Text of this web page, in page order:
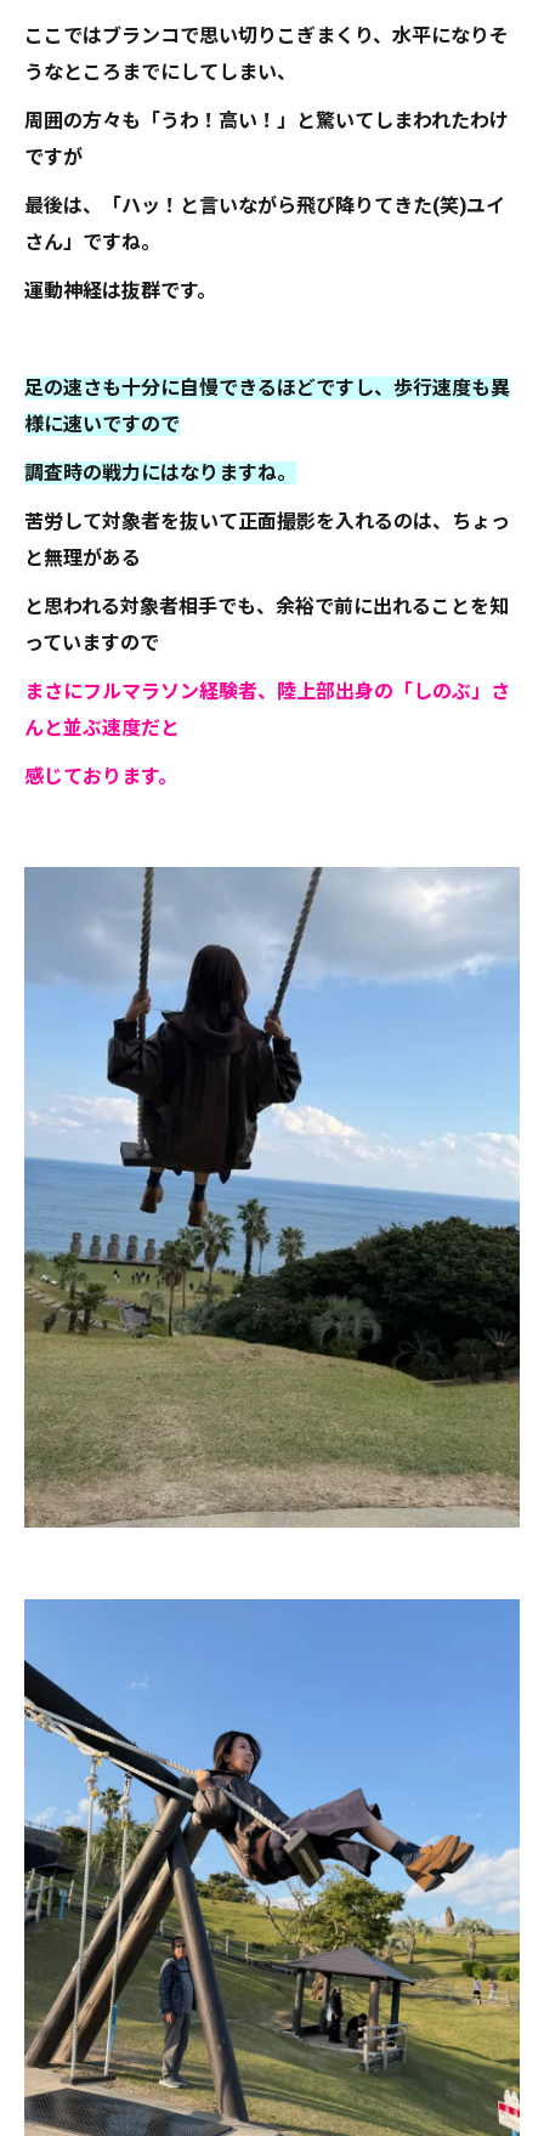
ここではブランコで思い切りこぎまくり、水平になりそ
うなところまでにしてしまい、
周囲の方々も「うわ！高い！」と驚いてしまわれたわけ
ですが
最後は、「ハッ！と言いながら飛び降りてきた(笑)ユイ
さん」ですね。
運動神経は抜群です。
足の速さも十分に自慢できるほどですし、歩行速度も異
様に速いですので
調査時の戦力にはなりますね。
苦労して対象者を抜いて正面撮影を入れるのは、ちょっ
と無理がある
と思われる対象者相手でも、余裕で前に出れることを知
っていますので
まさにフルマラソン経験者、陸上部出身の「しのぶ」さ
んと並ぶ速度だと
感じております。